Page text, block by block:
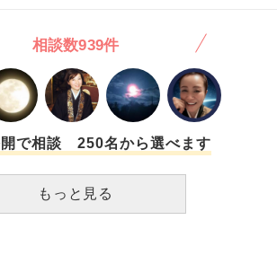
したあと、何気なくエゴサ(？)をしたと
口調で私のツイートについて怒っていら
まして、自分はファン失格なのかな…。
も兼ねてTwitterから離れるべきかと思
リを非表示にしています。 自分の軽
快にしてしまったこと、本当に反省して
変化はありません。 ただ、あんな軽率
た私が作品のファンを名乗って良いの
相談数939件
開で相談 250名から選べます
もっと見る